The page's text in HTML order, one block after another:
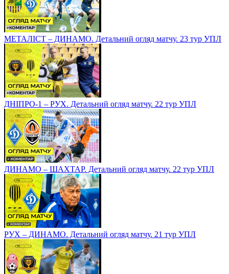
МЕТАЛІСТ – ДИНАМО. Детальний огляд матчу. 23 тур УПЛ
ДНІПРО-1 – РУХ. Детальний огляд матчу. 22 тур УПЛ
ДИНАМО – ШАХТАР. Детальний огляд матчу. 22 тур УПЛ
РУХ – ДИНАМО. Детальний огляд матчу. 21 тур УПЛ